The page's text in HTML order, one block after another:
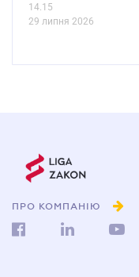
14.15
29 липня 2026
ПРО КОМПАНІЮ